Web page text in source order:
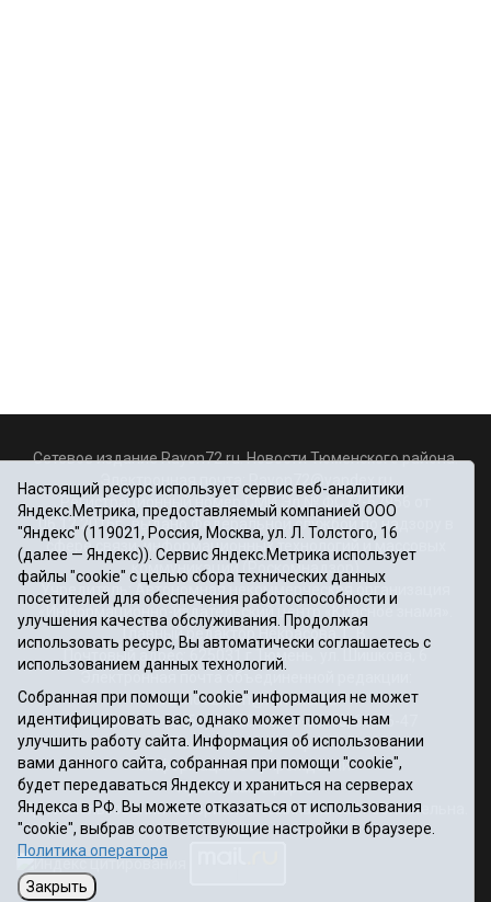
Сетевое издание Rayon72.ru. Новости Тюменского района.
Rayon72@yandex.ru
Регистрационный номер СМИ Эл № ФС77-67956 от
06.12.2016г., выдано Федеральной службой по надзору в
сфере связи, информационных технологий и массовых
коммуникаций (Роскомнадзор)
Учредитель: Автономная некоммерческая организация
«Информационно-издательский центр «Красное знамя».
Главный редактор Некрасова Т. В.
Почтовый адрес: 625031 г.Тюмень. ул. Шишкова, 6
Электронная почта объединенной редакции:
krasnoeznam@rambler.ru
Телефоны 8 (3452) 34-80-60, 69-56-73, 69-56-47
Политика оператора
Информация об учреждении
Публичная оферта
При использовании материалов ссылка на сайт обязательна.
12+
Настоящий ресурс использует сервис веб-аналитики
Яндекс.Метрика, предоставляемый компанией ООО
"Яндекс" (119021, Россия, Москва, ул. Л. Толстого, 16
(далее — Яндекс)). Сервис Яндекс.Метрика использует
файлы "cookie" с целью сбора технических данных
посетителей для обеспечения работоспособности и
улучшения качества обслуживания. Продолжая
использовать ресурс, Вы автоматически соглашаетесь с
использованием данных технологий.
Собранная при помощи "cookie" информация не может
идентифицировать вас, однако может помочь нам
улучшить работу сайта. Информация об использовании
вами данного сайта, собранная при помощи "cookie",
будет передаваться Яндексу и храниться на серверах
Яндекса в РФ. Вы можете отказаться от использования
"cookie", выбрав соответствующие настройки в браузере.
Политика оператора
Закрыть